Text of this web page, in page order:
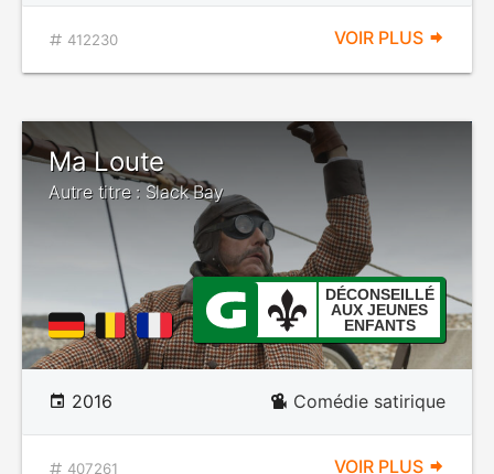
412230 VOIR PLUS
Ma Loute
Autre titre : Slack Bay
DÉCONSEILLÉ
AUX JEUNES
ENFANTS
2016 Comédie satirique
407261 VOIR PLUS